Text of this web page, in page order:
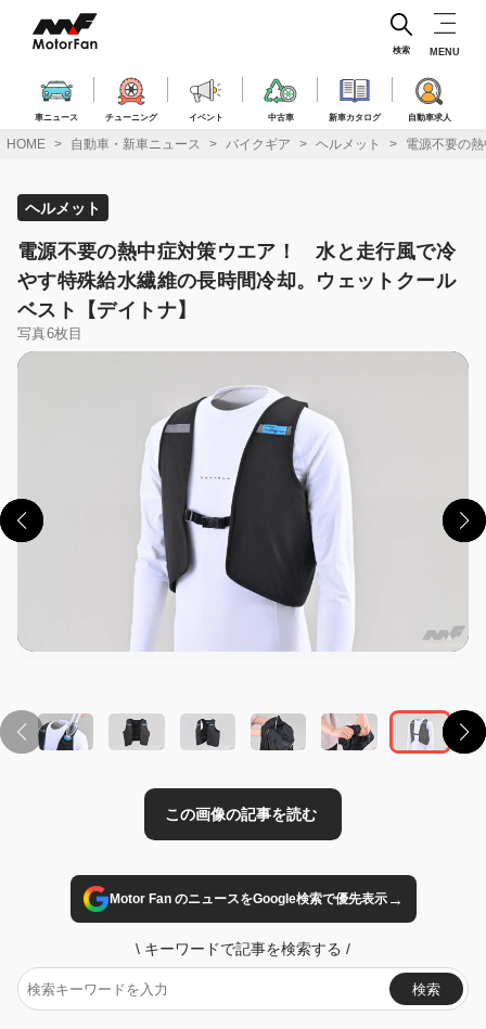
ス
車ニュース チューニング イベント 中古車 新車カタログ 自動車求人
検索 MENU
HOME 自動車・新車ニュース バイクギア ヘルメット 電源不要の
ヘルメット
電源不要の熱中症対策ウエア！ 水と走行風で冷
やす特殊給水繊維の長時間冷却。ウェットクール
ベスト【デイトナ】
写真6枚目
Motor Fan のニュースをGoogle検索で優先表示→
\ キーワードで記事を検索する /
検索